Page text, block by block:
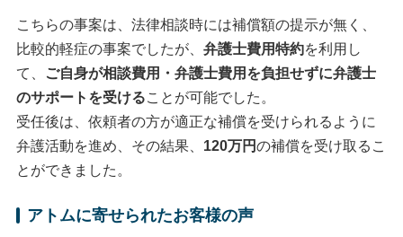
こちらの事案は、法律相談時には補償額の提示が無く、
比較的軽症の事案でしたが、 弁護士費用特約を利用し
て、
ご自身が相談費用・弁護士費用を負担せずに弁護士
のサポートを受けることが可能でした。
受任後は、依頼者の方が適正な補償を受けられるように
弁護活動を進め、その結果、 120万円の補償を受け取るこ
とができました。
アトムに寄せられたお客様の声